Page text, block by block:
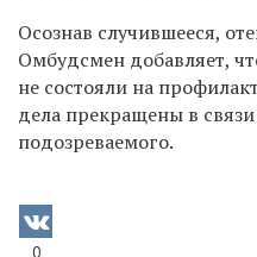
Осознав случившееся,
Омбудсмен добавляет,
не состояли на
дела прекращены в
подозреваемого.
0